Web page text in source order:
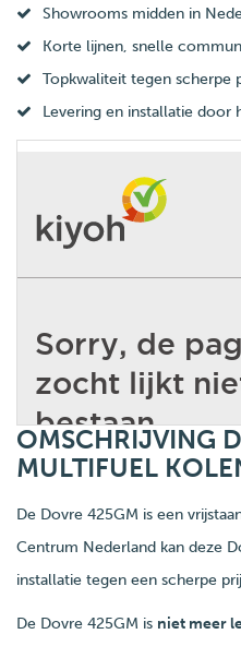
Showrooms midden in
Korte lijnen, snelle
Topkwaliteit tegen scherpe
Levering en installatie door
OMSCHRIJVING
MULTIFUEL
De Dovre 425GM is een
Centrum Nederland kan deze
installatie tegen een scherpe
De Dovre 425GM is niet meer